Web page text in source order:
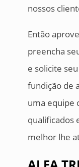
nossos
Então
preencha
e solicite
fundição de
uma equipe
qualificados
melhor lhe